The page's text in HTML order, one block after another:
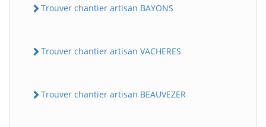
Trouver chantier artisan BAYONS
Trouver chantier artisan VACHERES
Trouver chantier artisan BEAUVEZER